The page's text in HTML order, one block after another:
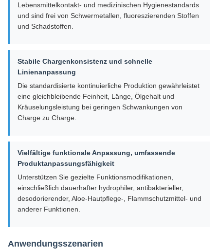
Lebensmittelkontakt- und medizinischen Hygienestandards
und sind frei von Schwermetallen, fluoreszierenden Stoffen
und Schadstoffen.
Stabile Chargenkonsistenz und schnelle
Linienanpassung
Die standardisierte kontinuierliche Produktion gewährleistet
eine gleichbleibende Feinheit, Länge, Ölgehalt und
Kräuselungsleistung bei geringen Schwankungen von
Charge zu Charge.
Vielfältige funktionale Anpassung, umfassende
Produktanpassungsfähigkeit
Unterstützen Sie gezielte Funktionsmodifikationen,
einschließlich dauerhafter hydrophiler, antibakterieller,
desodorierender, Aloe-Hautpflege-, Flammschutzmittel- und
anderer Funktionen.
Anwendungsszenarien